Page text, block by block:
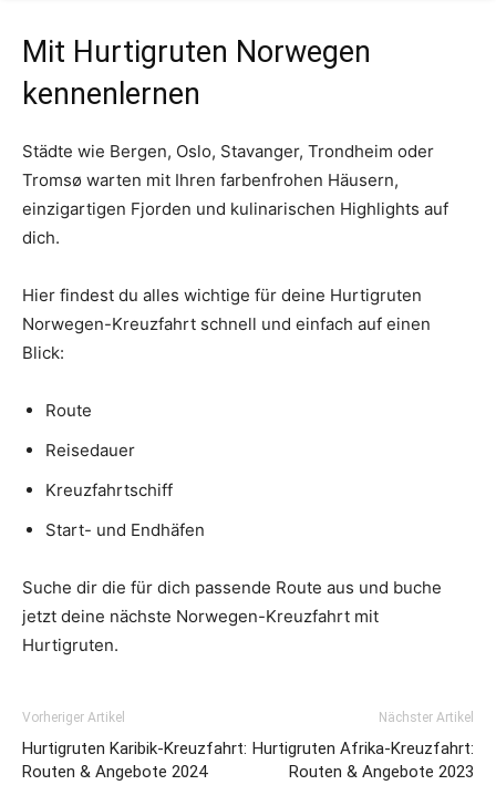
Mit Hurtigruten Norwegen
kennenlernen
Städte wie Bergen, Oslo, Stavanger, Trondheim oder
Tromsø warten mit Ihren farbenfrohen Häusern,
einzigartigen Fjorden und kulinarischen Highlights auf
dich.
Hier findest du alles wichtige für deine Hurtigruten
Norwegen-Kreuzfahrt schnell und einfach auf einen
Blick:
Route
Reisedauer
Kreuzfahrtschiff
Start- und Endhäfen
Suche dir die für dich passende Route aus und buche
jetzt deine nächste Norwegen-Kreuzfahrt mit
Hurtigruten.
Vorheriger Artikel
Hurtigruten Karibik-Kreuzfahrt:
Routen & Angebote 2024
Nächster Artikel
Hurtigruten Afrika-Kreuzfahrt:
Routen & Angebote 2023